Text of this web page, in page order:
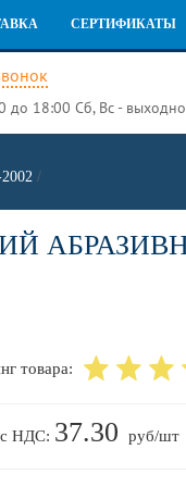
СЕРТИФИКАТЫ
до 18:00 Сб, Вс -
/
товара:
НДС: 37.30 руб/шт